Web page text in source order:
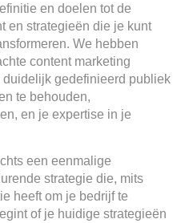
en doelen tot de
en strategieën die je kunt
We hebben
content marketing
gedefinieerd publiek
te behouden,
en je expertise in je
een eenmalige
strategie die, mits
heeft om je bedrijf te
of je huidige strategieën